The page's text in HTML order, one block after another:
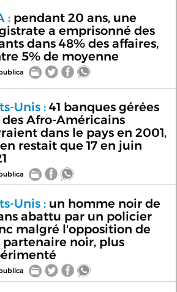
:pendant 20 ans, une
a emprisonné des
dans 48% des affaires,
5% de moyenne
Unis :41 banques gérées
des Afro-Américains
dans le pays en 2001,
restait que 17 en juin
Unis :un homme noir de
abattu par un policier
malgré l'opposition de
partenaire noir, plus